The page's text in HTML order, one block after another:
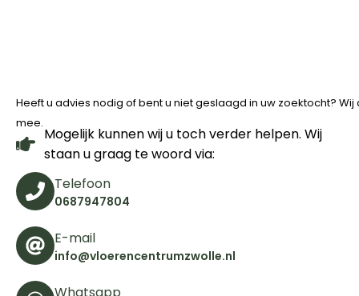
Heeft u advies nodig of bent u niet geslaagd in uw zoektocht?
mee.
Mogelijk kunnen wij u toch verder helpen. Wij
staan u graag te woord via:
Telefoon
0687947804
E-mail
info@vloerencentrumzwolle.nl